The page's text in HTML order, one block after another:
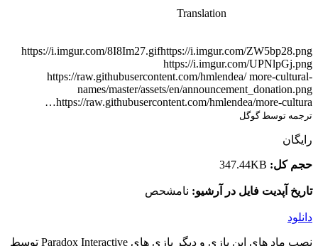
Translation
https://i.imgur.com/8I8Im27.gifhttps://i.imgur.com/ZW5bp28.png
https://i.imgur.com/UPNlpGj.png
https://raw.githubusercontent.com/hmlendea/ more-cultural-
names/master/assets/en/announcement_donation.png
https://raw.githubusercontent.com/hmlendea/more-cultura…
ترجمه توسط گوگل
رایگان
حجم کل: 347.44KB
تاریخ آپدیت فایل در آرشیو: نامشحص
دانلود
نصب ماد های این بازی و دیگر بازی های Paradox Interactive توسط